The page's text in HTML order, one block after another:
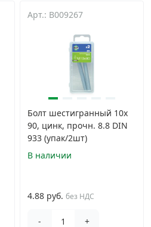
Арт.: B009267
Болт шестигранный 10х
90, цинк, прочн. 8.8 DIN
933 (упак/2шт)
В наличии
4.88 руб. без НДС
- +